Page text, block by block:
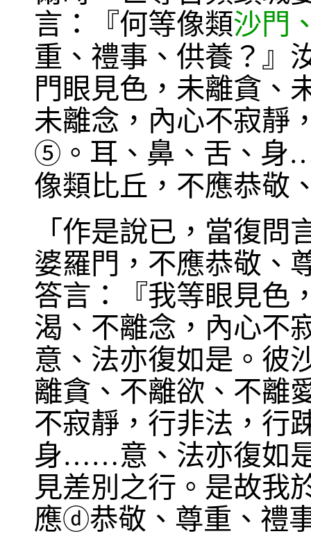
言：『何等像類沙門
重、禮事、供養？』
門眼見色，未離貪、
未離念，內心不寂靜
⑤ 。耳、鼻、舌、
像類比丘，不應恭敬
「作是說已，當復
婆羅門，不應恭敬、
答言：『我等眼見色
渴、不離念，內心
意、法亦復如是。彼
離貪、不離欲、不離
不寂靜，行非法，行
身……意、法亦復如
見差別之行。是故我
應ⓓ恭敬、尊重、禮